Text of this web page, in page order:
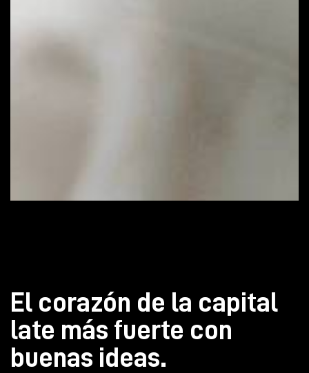
El corazón de la capital
late más fuerte con
buenas ideas.